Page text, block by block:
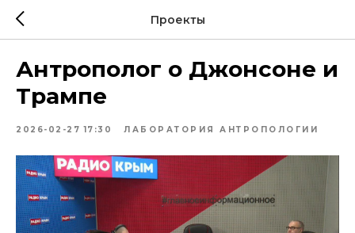
Проекты
Антрополог о Джонсоне и
Трампе
2026-02-27 17:30 ЛАБОРАТОРИЯ АНТРОПОЛОГИИ